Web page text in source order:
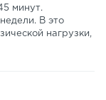
минут.
В это
нагрузки,